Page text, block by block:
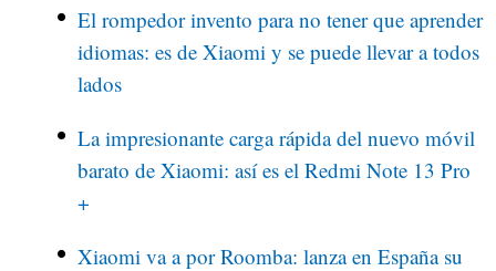
El rompedor invento para no tener que aprender
idiomas: es de Xiaomi y se puede llevar a todos
lados
La impresionante carga rápida del nuevo móvil
barato de Xiaomi: así es el Redmi Note 13 Pro
+
Xiaomi va a por Roomba: lanza en España su